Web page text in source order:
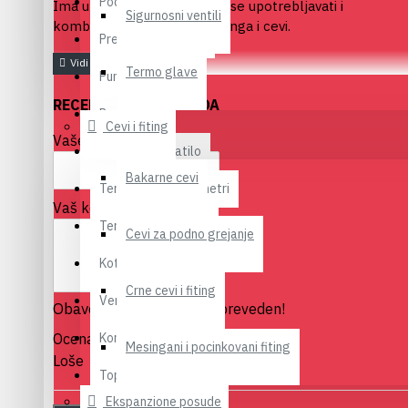
Pretvarači napona
Pumpe
Radijatori
Sušači za kupatilo
Termometri Manometri
Termostati senzori
Kotlovi
Ventili
Kontrolni sat za gas
Toplotne pumpe
Sigurnosni ventili
Termo glave
Cevi i fiting
Bakarne cevi
Cevi za podno grejanje
Crne cevi i fiting
Mesingani i pocinkovani fiting
Ekspanzione posude
Ima unutrašnji navoj i može se upotrebljavati i
kombinovati uz sve vrste fitinga i cevi.
RECENZIJA PROIZVODA
Vaše ime
Vaš komentar
Obaveštenje:
HTML nije preveden!
Ocena
Loše